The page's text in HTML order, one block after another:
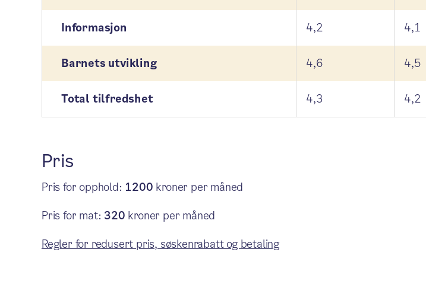
Informasjon 4,2 4,1
Barnets utvikling 4,6 4,5
Total tilfredshet 4,3 4,2
Pris
Pris for opphold: 1200 kroner per måned
Pris for mat:320 kroner per måned
Regler for redusert pris, søskenrabatt og betaling